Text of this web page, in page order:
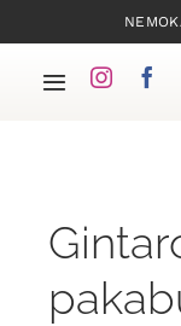
to
contentToggle